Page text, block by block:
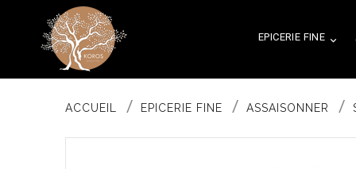

EPICERIE FINE
ACCUEIL EPICERIE FINE ASSAISONNER